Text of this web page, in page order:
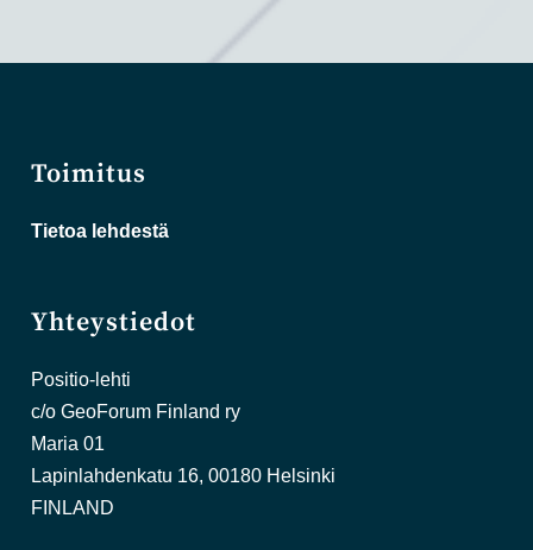
Toimitus
Tietoa lehdestä
Yhteystiedot
Positio-lehti
c/o GeoForum Finland ry
Maria 01
Lapinlahdenkatu 16, 00180 Helsinki
FINLAND